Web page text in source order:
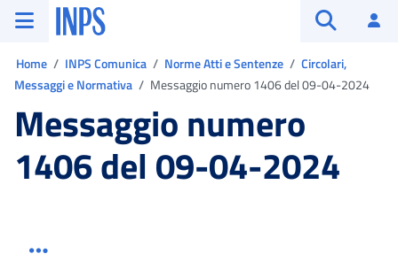
Vai al menu principale
Vai al contenuto principale
Vai al pie' di pagina
INPS ()
Home INPS Comunica Norme Atti e Sentenze
Circolari,
Messaggi e Normativa
Messaggio numero 1406 del 09-04-2024
Messaggio numero
1406 del 09-04-2024